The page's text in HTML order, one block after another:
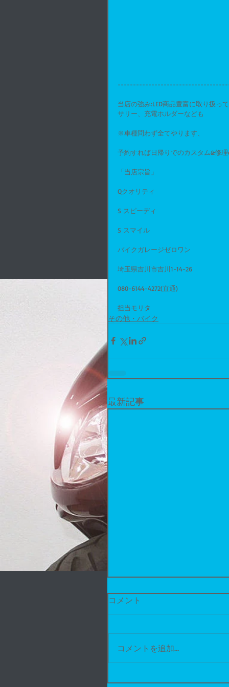
当店の強み:LED商品豊富に取り扱っ
サリー、充電ホルダーなども
※車種問わず全てやります、
予約すれば日帰りでのカスタム&修理
「当店宗旨」
Qクオリティ
S スピーディ
S スマイル
バイクガレージゼロワン
埼玉県吉川市吉川1-14-26
080-6144-4272(直通)
担当モリタ
その他・バイク
最新記事
コメント
コメントを追加…